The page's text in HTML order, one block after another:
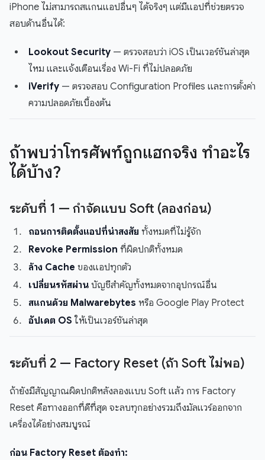
iPhone ไม่สามารถสแกนแอปอื่นๆ ได้จริงๆ แต่มีแอปที่ช่วยตรวจ
สอบด้านอื่นได้:
Lookout Security — ตรวจสอบว่า iOS เป็นเวอร์ชันล่าสุด
ไหม และแจ้งเตือนเรื่อง Wi-Fi ที่ไม่ปลอดภัย
iVerify — ตรวจสอบ Configuration Profiles และการตั้งค่า
ความปลอดภัยเบื้องต้น
ถ้าพบว่าโทรศัพท์ถูกแฮกจริง ทำอะไร
ได้บ้าง?
ระดับที่ 1 — กำจัดแบบ Soft (ลองก่อน)
ถอนการติดตั้งแอปที่น่าสงสัย ทั้งหมดที่ไม่รู้จัก
Revoke Permission ที่ผิดปกติทั้งหมด
ล้าง Cache ของแอปทุกตัว
เปลี่ยนรหัสผ่าน บัญชีสำคัญทั้งหมดจากอุปกรณ์อื่น
สแกนด้วย Malwarebytes หรือ Google Play Protect
อัปเดต OS ให้เป็นเวอร์ชันล่าสุด
ระดับที่ 2 — Factory Reset (ถ้า Soft ไม่พอ)
ถ้ายังมีสัญญาณผิดปกติหลังลองแบบ Soft แล้ว การ Factory
Reset คือทางออกที่ดีที่สุด จะลบทุกอย่างรวมถึงมัลแวร์ออกจาก
เครื่องได้อย่างสมบูรณ์
ก่อน Factory Reset ต้องทำ: